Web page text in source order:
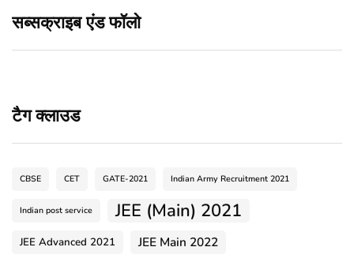
सब्सक्राइब एंड फॉलो
टैग क्लाउड
CBSE CET GATE-2021 Indian Army Recruitment 2021
Indian post service JEE (Main) 2021
JEE Advanced 2021 JEE Main 2022